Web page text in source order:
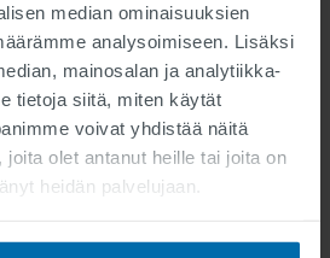
median ominaisuuksien
analysoimiseen. Lisäksi
mainosalan ja analytiikka-
tietoja siitä, miten käytät
voivat yhdistää näitä
joita olet antanut heille tai joita on
heidän palvelujaan.